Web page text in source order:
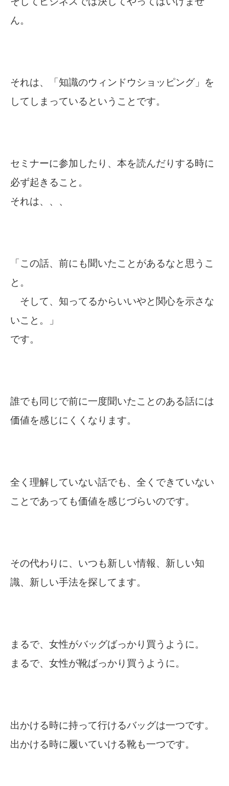
ん。
それは、「知識のウィンドウショッピング」を
してしまっているということです。
セミナーに参加したり、本を読んだりする時に
必ず起きること。
それは、、、
「この話、前にも聞いたことがあるなと思うこ
と。
そして、知ってるからいいやと関心を示さな
いこと。」
です。
誰でも同じで前に一度聞いたことのある話には
価値を感じにくくなります。
全く理解していない話でも、全くできていない
ことであっても価値を感じづらいのです。
その代わりに、いつも新しい情報、新しい知
識、新しい手法を探してます。
まるで、女性がバッグばっかり買うように。
まるで、女性が靴ばっかり買うように。
出かける時に持って行けるバッグは一つです。
出かける時に履いていける靴も一つです。